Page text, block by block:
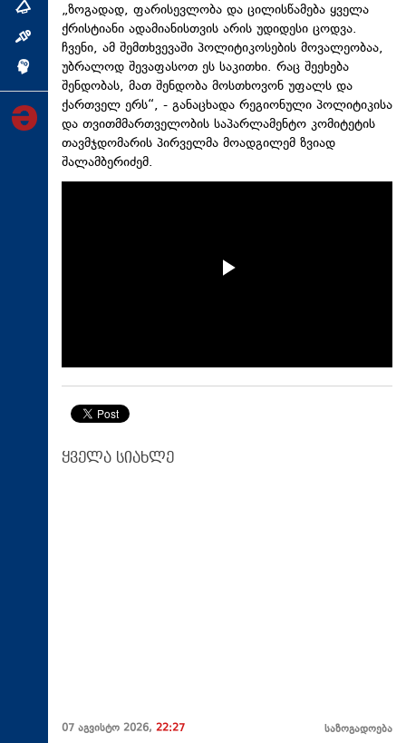
ინტერვიუ
ინქვიზიცია
„ზოგადად, ფარისევლობა და ცილისწამება ყველა
ქრისტიანი ადამიანისთვის არის უდიდესი ცოდვა.
ჩვენი, ამ შემთხვევაში პოლიტიკოსების მოვალეობაა,
უბრალოდ შევაფასოთ ეს საკითხი. რაც შეეხება
შენდობას, მათ შენდობა მოსთხოვონ უფალს და
ქართველ ერს“, - განაცხადა რეგიონული პოლიტიკისა
და თვითმმართველობის საპარლამენტო კომიტეტის
თავმჯდომარის პირველმა მოადგილემ ზვიად
შალამბერიძემ.
ყველა სიახლე
07 აგვისტო 2026, 22:27 საზოგადოება